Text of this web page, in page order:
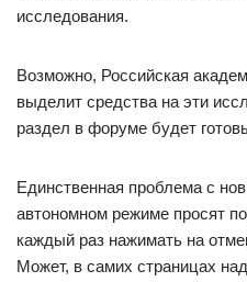
исследования.
Возможно, Российская
выделит средства на эти
раздел в форуме будет
Единственная проблема с
автономном режиме просят
каждый раз нажимать на
Может, в самих страницах